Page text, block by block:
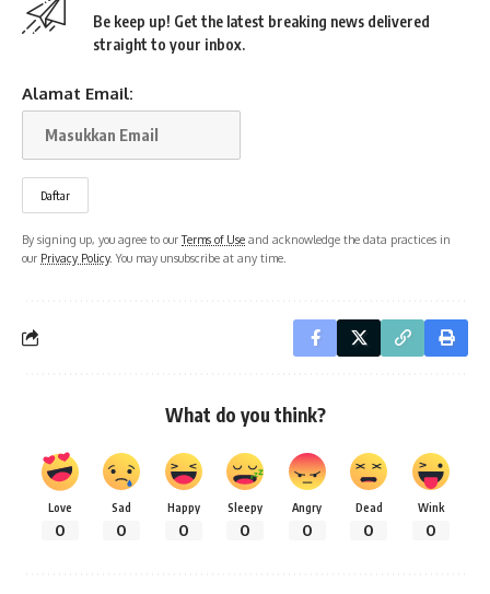
Be keep up! Get the latest breaking news delivered
straight to your inbox.
Alamat Email:
By signing up, you agree to ourTerms of Use and acknowledge the data practices in
our Privacy Policy. You may unsubscribe at any time.
What do you think?
Love
0
Sad
0
Happy
0
Sleepy
0
Angry
0
Dead
0
Wink
0